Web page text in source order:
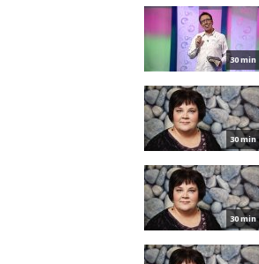
30 min
30 min
30 min